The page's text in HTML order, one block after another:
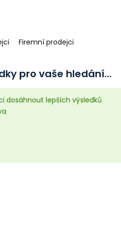
Firemní prodejci
pro vaše hledání...
dosáhnout lepších výsledků